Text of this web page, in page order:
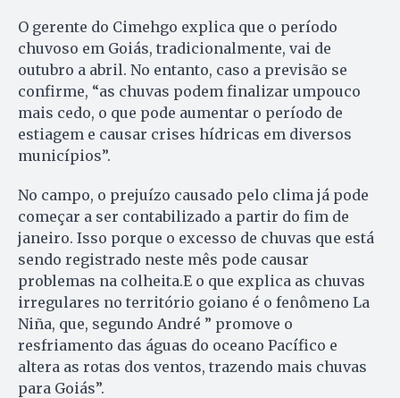
O gerente do Cimehgo explica que o período
chuvoso em Goiás, tradicionalmente, vai de
outubro a abril. No entanto, caso a previsão se
confirme, “as chuvas podem finalizar umpouco
mais cedo, o que pode aumentar o período de
estiagem e causar crises hídricas em diversos
municípios”.
No campo, o prejuízo causado pelo clima já pode
começar a ser contabilizado a partir do fim de
janeiro. Isso porque o excesso de chuvas que está
sendo registrado neste mês pode causar
problemas na colheita.E o que explica as chuvas
irregulares no território goiano é o fenômeno La
Niña, que, segundo André ” promove o
resfriamento das águas do oceano Pacífico e
altera as rotas dos ventos, trazendo mais chuvas
para Goiás”.